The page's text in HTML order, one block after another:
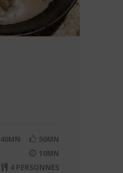
50MN
40MN
10MN
4 PERSONNES